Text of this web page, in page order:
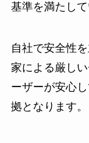
基準を満たして
自社で安全性
家による厳し
ーザーが安心
拠となります。